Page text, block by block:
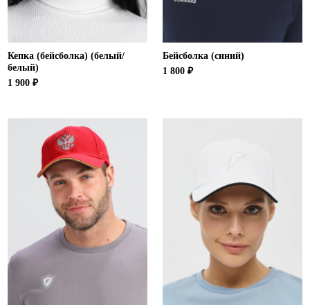
Кепка (бейсболка) (белый/
белый)
1 900 ₽
Бейсболка (синий)
1 800 ₽